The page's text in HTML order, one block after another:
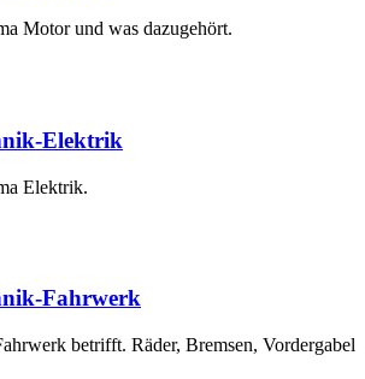
Motor und was dazugehört.
Elektrik
Elektrik.
Fahrwerk
betrifft. Räder, Bremsen, Vordergabel